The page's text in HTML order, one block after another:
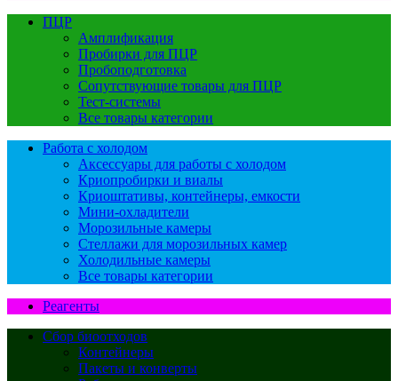
ПЦР
Амплификация
Пробирки для ПЦР
Пробоподготовка
Сопутствующие товары для ПЦР
Тест-системы
Все товары категории
Работа с холодом
Аксессуары для работы с холодом
Криопробирки и виалы
Криоштативы, контейнеры, емкости
Мини-охладители
Морозильные камеры
Стеллажи для морозильных камер
Холодильные камеры
Все товары категории
Реагенты
Сбор биоотходов
Контейнеры
Пакеты и конверты